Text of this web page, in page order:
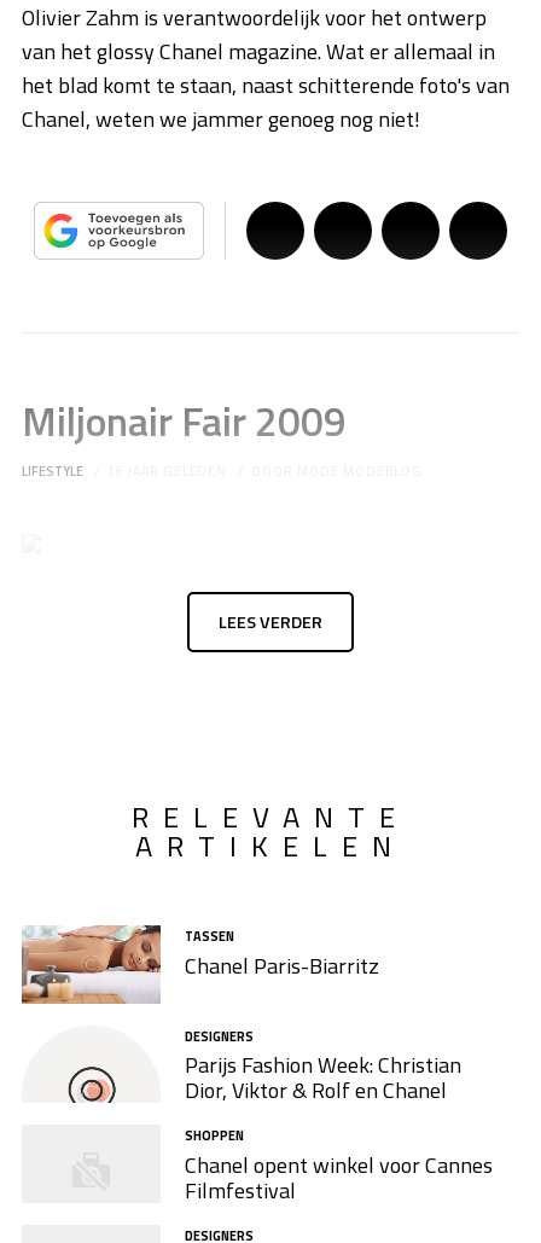
Olivier Zahm is verantwoordelijk voor het ontwerp
van het glossy Chanel magazine. Wat er allemaal in
het blad komt te staan, naast schitterende foto's van
Chanel, weten we jammer genoeg nog niet!
Miljonair Fair 2009
LIFESTYLE
LEES VERDER
RELEVANTE
ARTIKELEN
TASSEN
Chanel Paris-Biarritz
DESIGNERS
Parijs Fashion Week: Christian
Dior, Viktor & Rolf en Chanel
SHOPPEN
Chanel opent winkel voor Cannes
Filmfestival
DESIGNERS